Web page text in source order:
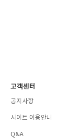
고객센터
공지사항
사이트 이용안내
Q&A